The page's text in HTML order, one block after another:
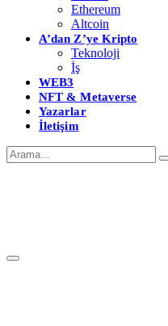
Ethereum
Altcoin
A’dan Z’ye Kripto
Teknoloji
İş
WEB3
NFT & Metaverse
Yazarlar
İletişim